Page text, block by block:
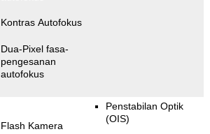
Kontras Autofokus
Dua-Pixel fasa-
pengesanan
autofokus
Flash Kamera
Penstabilan Optik
(OIS)